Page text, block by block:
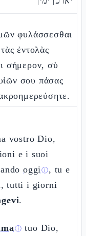
φυλάσσεσθαι
ἐντολὰς
σήμερον, σὺ
σου πάσας
vostro Dio,
e i suoi
oggiⓘ, tu e
tutti i giorni
.
ⓘ tuo Dio,